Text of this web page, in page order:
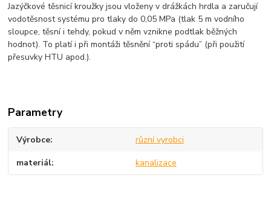
Jazýčkové těsnicí kroužky jsou vloženy v drážkách hrdla a zaručují
vodotěsnost systému pro tlaky do 0,05 MPa (tlak 5 m vodního
sloupce, těsní i tehdy, pokud v něm vznikne podtlak běžných
hodnot). To platí i při montáži těsnění “proti spádu” (při použití
přesuvky HTU apod.).
Parametry
Výrobce různí vyrobci
materiál kanalizace